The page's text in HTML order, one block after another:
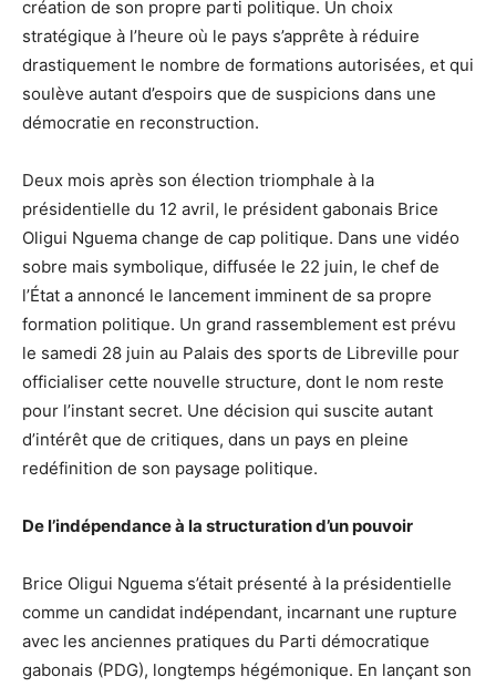
création de son propre parti politique. Un choix
stratégique à l’heure où le pays s’apprête à réduire
drastiquement le nombre de formations autorisées, et qui
soulève autant d’espoirs que de suspicions dans une
démocratie en reconstruction.
Deux mois après son élection triomphale à la
présidentielle du 12 avril, le président gabonais Brice
Oligui Nguema change de cap politique. Dans une vidéo
sobre mais symbolique, diffusée le 22 juin, le chef de
l’État a annoncé le lancement imminent de sa propre
formation politique. Un grand rassemblement est prévu
le samedi 28 juin au Palais des sports de Libreville pour
officialiser cette nouvelle structure, dont le nom reste
pour l’instant secret. Une décision qui suscite autant
d’intérêt que de critiques, dans un pays en pleine
redéfinition de son paysage politique.
De l’indépendance à la structuration d’un pouvoir
Brice Oligui Nguema s’était présenté à la présidentielle
comme un candidat indépendant, incarnant une rupture
avec les anciennes pratiques du Parti démocratique
gabonais (PDG), longtemps hégémonique. En lançant son